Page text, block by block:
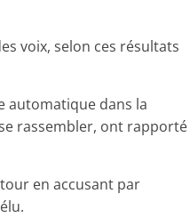
voix, selon ces résultats
automatique dans la
rassembler, ont rapporté
en accusant par